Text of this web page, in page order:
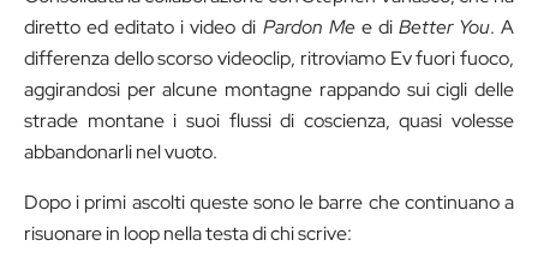
diretto ed editato i video di Pardon Mee di Better You. A
differenza dello scorso videoclip, ritroviamo Ev fuori fuoco,
aggirandosi per alcune montagne rappando sui cigli delle
strade montane i suoi flussi di coscienza, quasi volesse
abbandonarli nel vuoto.
Dopo i primi ascolti queste sono le barre che continuano a
risuonare in loop nella testa di chi scrive: